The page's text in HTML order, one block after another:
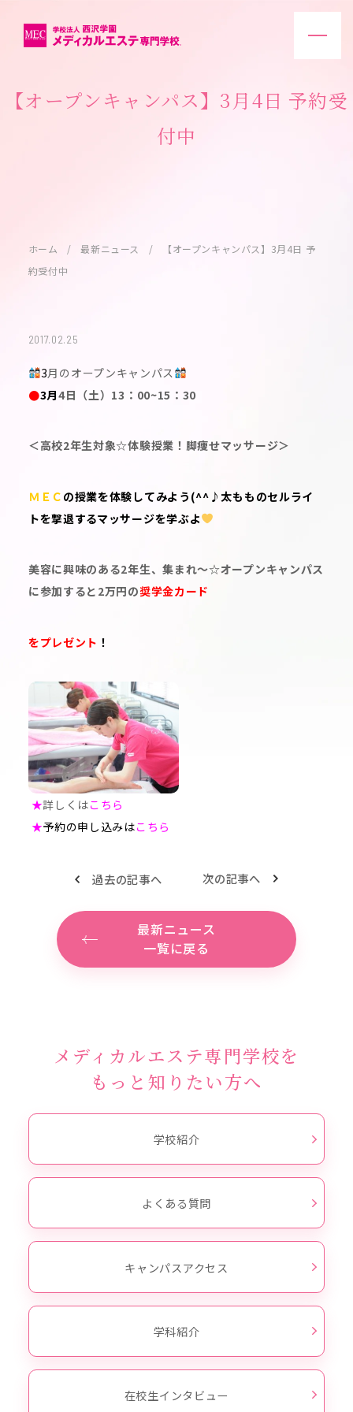
【オープンキャンパス】3月4日 予約受
付中
ホーム 最新ニュース
【オープンキャンパス】3月4日 予
約受付中
2017.02.25
3月のオープンキャンパス
●3月4日（土）13：00~15：30
＜高校2年生対象☆体験授業！脚痩せマッサージ＞
ＭＥＣ の授業を体験してみよう(^^♪太もものセルライ
トを撃退するマッサージを学ぶよ
美容に興味のある2年生、集まれ～☆オープンキャンパス
に参加すると2万円の奨学金カード
をプレゼント ！
★詳しくはこちら
★予約の申し込みはこちら
過去の記事へ 次の記事へ
最新ニュース
一覧に戻る
メディカルエステ専門学校を
もっと知りたい方へ
学校紹介
よくある質問
キャンパスアクセス
学科紹介
在校生インタビュー